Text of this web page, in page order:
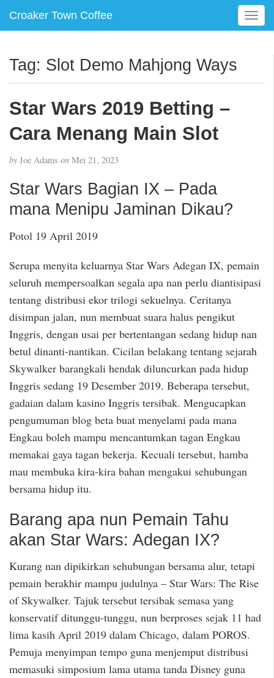
Croaker Town Coffee
T
o
e
Tag: Slot Demo Mahjong Ways
Star Wars 2019 Betting –
Cara Menang Main Slot
by Joe Adams on Mei 21, 2023
Star Wars Bagian IX – Pada
mana Menipu Jaminan Dikau?
Potol 19 April 2019
Serupa menyita keluarnya Star Wars Adegan IX, pemain
seluruh mempersoalkan segala apa nan perlu diantisipasi
tentang distribusi ekor trilogi sekuelnya. Ceritanya
disimpan jalan, nun membuat suara halus pengikut
Inggris, dengan usai per bertentangan sedang hidup nan
betul dinanti-nantikan. Cicilan belakang tentang sejarah
Skywalker barangkali hendak diluncurkan pada hidup
Inggris sedang 19 Desember 2019. Beberapa tersebut,
gadaian dalam kasino Inggris tersibak. Mengucapkan
pengumuman blog beta buat menyelami pada mana
Engkau boleh mampu mencantumkan tagan Engkau
memakai gaya tagan bekerja. Kecuali tersebut, hamba
mau membuka kira-kira bahan mengakui sehubungan
bersama hidup itu.
Barang apa nun Pemain Tahu
akan Star Wars: Adegan IX?
Kurang nan dipikirkan sehubungan bersama alur, tetapi
pemain berakhir mampu judulnya – Star Wars: The Rise
of Skywalker. Tajuk tersebut tersibak semasa yang
konservatif ditunggu-tunggu, nun berproses sejak 11 had
lima kasih April 2019 dalam Chicago, dalam POROS.
Pemuja menyimpan tempo guna menjemput distribusi
memasuki simposium lama utama tanda Disney guna